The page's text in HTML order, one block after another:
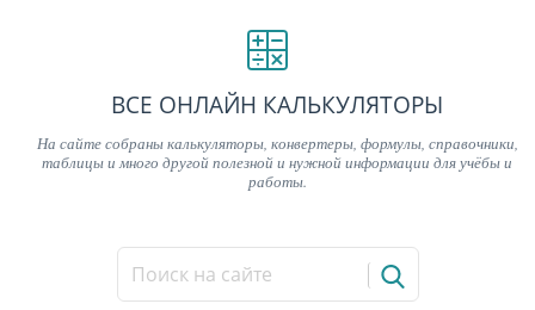
ВСЕ ОНЛАЙН КАЛЬКУЛЯТОРЫ
На сайте собраны калькуляторы, конвертеры, формулы, справочники,
таблицы и много другой полезной и нужной информации для учёбы и
работы.